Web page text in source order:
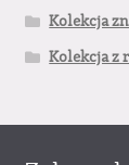
Kolekcja
Kolekcja z